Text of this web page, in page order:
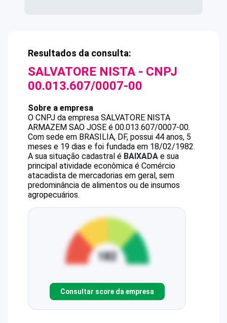
Resultados da consulta:
SALVATORE NISTA - CNPJ
00.013.607/0007-00
Sobre a empresa
O CNPJ da empresa SALVATORE NISTA
ARMAZEM SAO JOSE é 00.013.607/0007-00.
Com sede em BRASILIA, DF, possui 44 anos, 5
meses e 19 dias e foi fundada em 18/02/1982.
A sua situação cadastral é BAIXADA e sua
principal atividade econômica é Comércio
atacadista de mercadorias em geral, sem
predominância de alimentos ou de insumos
agropecuários.
Consultar score da empresa